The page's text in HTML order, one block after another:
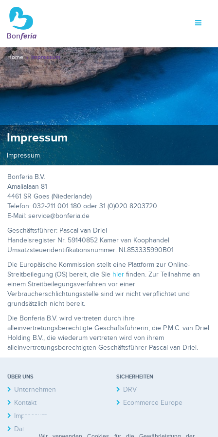
Home Impressum
Impressum
Impressum
Bonferia B.V.
Amalialaan 81
4461 SR Goes (Niederlande)
Telefon: 032-211 001 180 oder 31 (0)020 8203720
E-Mail: service@bonferia.de
Geschäftsführer: Pascal van Driel
Handelsregister Nr. 59140852 Kamer van Koophandel
Umsatzsteueridentifikationsnummer: NL853335990B01
Die Europäische Kommission stellt eine Plattform zur Online-
Streitbeilegung (OS) bereit, die Sie hier finden. Zur Teilnahme an
einem Streitbeilegungsverfahren vor einer
Verbraucherschlichtungsstelle sind wir nicht verpflichtet und
grundsätzlich nicht bereit.
Die Bonferia B.V. wird vertreten durch ihre
alleinvertretungsberechtigte Geschäftsführerin, die P.M.C. van Driel
Holding B.V., die wiederum vertreten wird von ihrem
alleinvertretungsberechtigten Geschäftsführer Pascal van Driel.
ÜBER UNS
Unternehmen
Kontakt
Impressum
Datenschutzerklärung
SICHERHEITEN
DRV
Ecommerce Europe